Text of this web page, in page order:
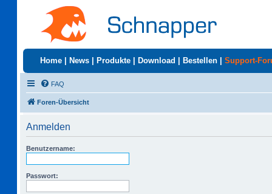
Home News Produkte Download Bestellen Support-
FAQ
Foren-Übersicht
Anmelden
Benutzername:
Passwort: